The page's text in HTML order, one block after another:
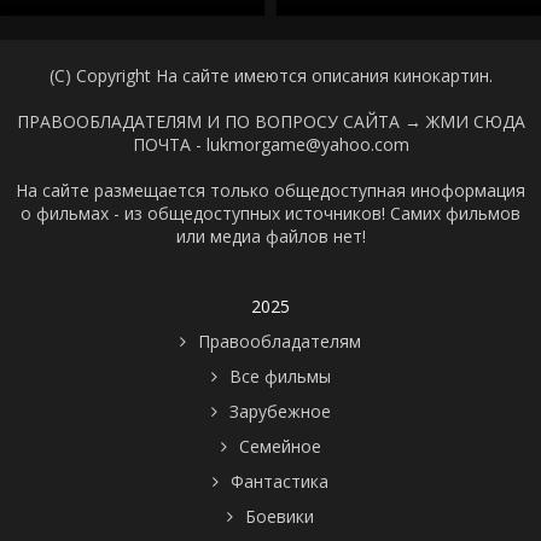
(C) Copyright На сайте имеются описания кинокартин.
ПРАВООБЛАДАТЕЛЯМ И ПО ВОПРОСУ САЙТА → ЖМИ СЮДА
ПОЧТА - lukmorgame@yahoo.com
На сайте размещается только общедоступная иноформация
о фильмах - из общедоступных источников! Самих фильмов
или медиа файлов нет!
2025
Правообладателям
Все фильмы
Зарубежное
Семейное
Фантастика
Боевики